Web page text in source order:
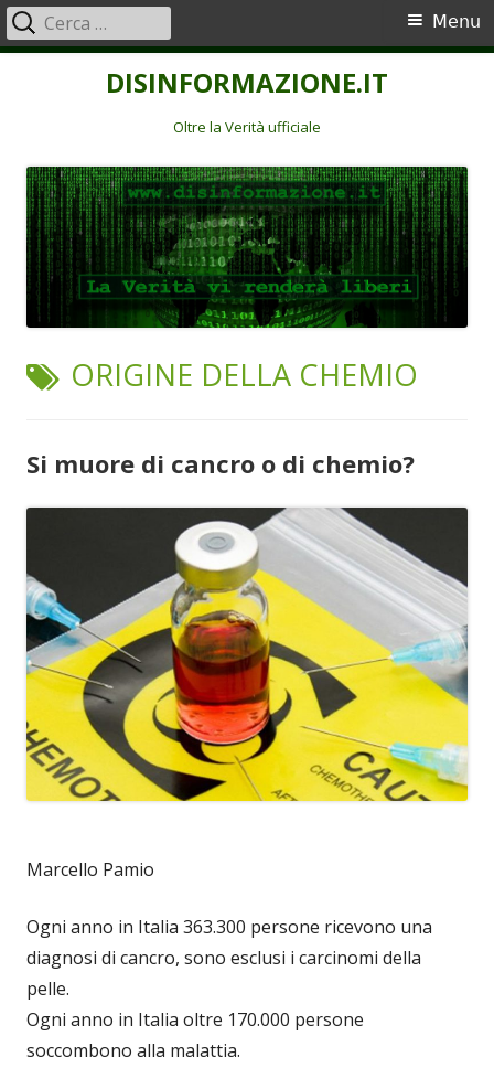
DISINFORMAZIONE.IT
Oltre la Verità ufficiale
Menu
principale
Menu
Ricerca
per:
TAG:
ORIGINE DELLA CHEMIO
Si muore di cancro o di chemio?
Marcello Pamio
Ogni anno in Italia 363.300 persone ricevono una
diagnosi di cancro, sono esclusi i carcinomi della
pelle.
Ogni anno in Italia oltre 170.000 persone
soccombono alla malattia.